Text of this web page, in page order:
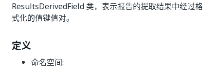
ResultsDerivedField 类，表示报告的提取结果中经过格
式化的值键值对。
定义
命名空间: